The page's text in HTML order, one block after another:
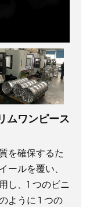
ムワンピース
を確保するた
ールを覆い、
し、1 つのビニ
ように 1 つの